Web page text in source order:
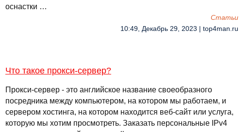
оснастки …
Cтатьи
10:49, Декабрь 29, 2023 | top4man.ru
Что такое прокси-сервер?
Прокси-сервер - это английское название своеобразного
посредника между компьютером, на котором мы работаем, и
сервером хостинга, на котором находится веб-сайт или услуга,
которую мы хотим просмотреть. Заказать персональные IPv4